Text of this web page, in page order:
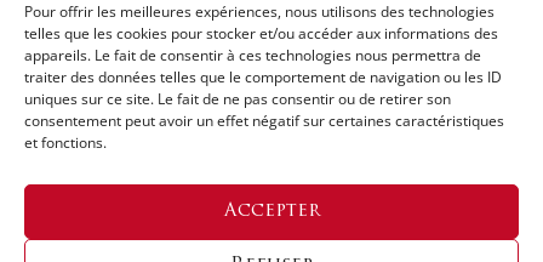
Pour offrir les meilleures expériences, nous utilisons des technologies
telles que les cookies pour stocker et/ou accéder aux informations des
appareils. Le fait de consentir à ces technologies nous permettra de
traiter des données telles que le comportement de navigation ou les ID
uniques sur ce site. Le fait de ne pas consentir ou de retirer son
consentement peut avoir un effet négatif sur certaines caractéristiques
et fonctions.
Accepter
Nos réalisations
SUIVEZ-NOUS
DEMANDEZ UN DEVIS